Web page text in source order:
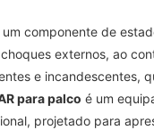
componente de
externos, ao
e incandescentes,
para palco é um
projetado para